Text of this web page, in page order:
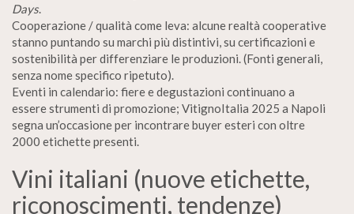
Days.
Cooperazione / qualità come leva: alcune realtà cooperative
stanno puntando su marchi più distintivi, su certificazioni e
sostenibilità per differenziare le produzioni. (Fonti generali,
senza nome specifico ripetuto).
Eventi in calendario: fiere e degustazioni continuano a
essere strumenti di promozione; VitignoItalia 2025 a Napoli
segna un’occasione per incontrare buyer esteri con oltre
2000 etichette presenti.
Vini italiani (nuove etichette,
riconoscimenti, tendenze)